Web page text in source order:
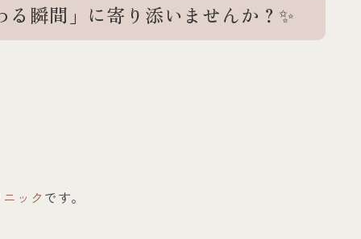
瞬間」に寄り添いませんか？✨
ック です。